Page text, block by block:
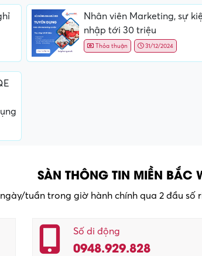
Nhân viên Marketing, sự
nhập tới 30 triệu
Thỏa thuận 31/12/2024
SÀN THÔNG TIN MIỀN BẮC
tuần trong giờ hành chính qua 2 đầu số
Số di động
0948.929.828